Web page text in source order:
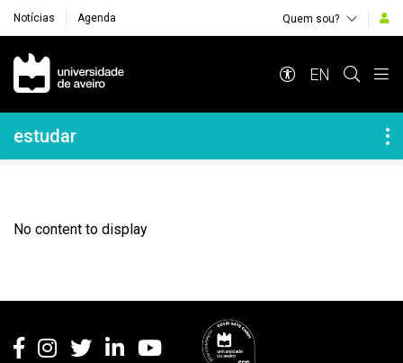
Notícias Agenda Quem sou?
Navegação Principal
EN
Navegação Lateral
estudar
No content to display